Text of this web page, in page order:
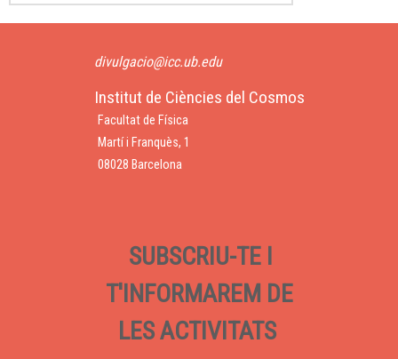
divulgacio@icc.ub.edu
Institut de Ciències del Cosmos
Facultat de Física
Martí i Franquès, 1
08028 Barcelona
SUBSCRIU-TE I
T'INFORMAREM DE
LES ACTIVITATS